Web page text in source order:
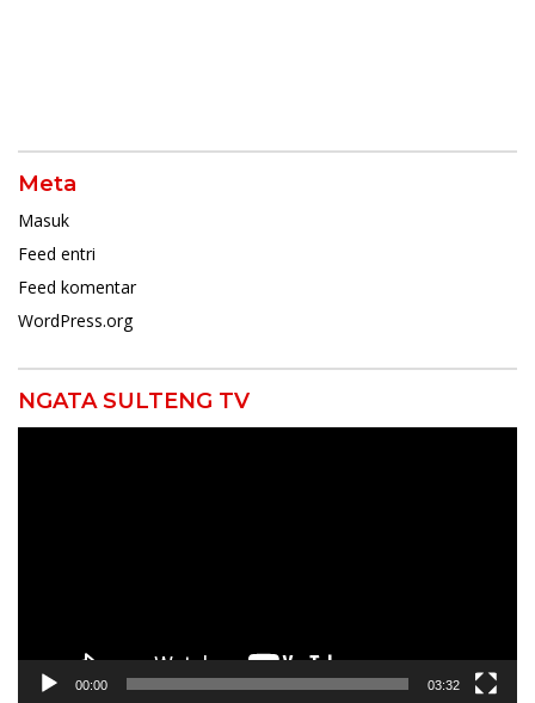
Meta
Masuk
Feed entri
Feed komentar
WordPress.org
NGATA SULTENG TV
00:00 03:32